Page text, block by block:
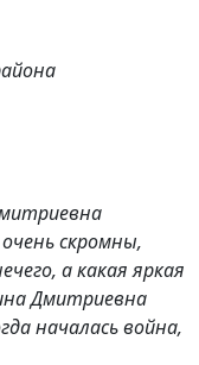
скромны,
а какая яркая
Дмитриевна
началась война,